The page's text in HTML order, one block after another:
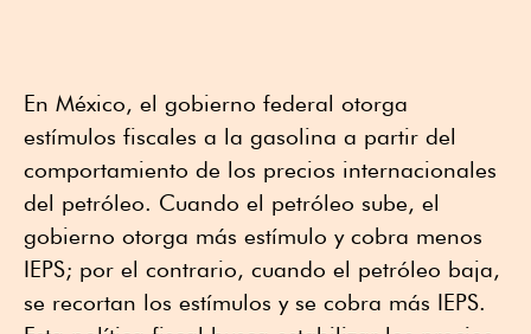
En México, el gobierno federal otorga
estímulos fiscales a la gasolina a partir del
comportamiento de los precios internacionales
del petróleo. Cuando el petróleo sube, el
gobierno otorga más estímulo y cobra menos
IEPS; por el contrario, cuando el petróleo baja,
se recortan los estímulos y se cobra más IEPS.